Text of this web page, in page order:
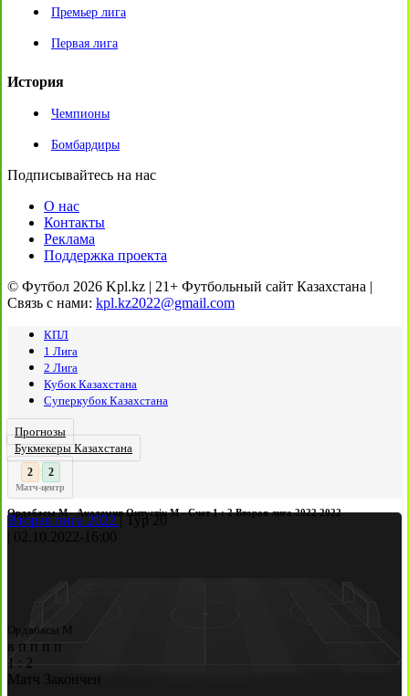
Премьер лига
Первая лига
История
Чемпионы
Бомбардиры
Подписывайтесь на нас
О нас
Контакты
Реклама
Поддержка проекта
© Футбол 2026 Kpl.kz | 21+ Футбольный сайт Казахстана |
Связь с нами: kpl.kz2022@gmail.com
КПЛ
1 Лига
2 Лига
Кубок Казахстана
Суперкубок Казахстана
Прогнозы
Букмекеры Казахстана
3 : 2
Матч-центр
Ордабасы М - Академия Оңтүстік М - Счет 1 : 2 Вторая лига 2022 2022
Вторая лига 2022| Тур 20
02.10.2022- 16:00
Ордабасы М
в п п п п
1 : 2
Матч Закончен